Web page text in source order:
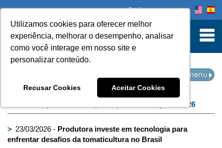
Utilizamos cookies para oferecer melhor
experiência, melhorar o desempenho, analisar
como você interage em nosso site e
personalizar conteúdo.
Recusar Cookies Aceitar Cookies
to Content
Onde comprar
março de 2026
> 23/03/2026 - Produtora investe em tecnologia para
enfrentar desafios da tomaticultura no Brasil